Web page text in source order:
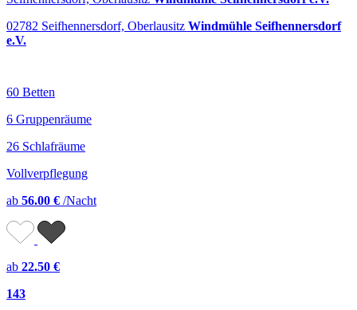
02782 Seifhennersdorf, Oberlausitz Windmühle Seifhennersdorf
e.V.
60 Betten
6 Gruppenräume
26 Schlafräume
Vollverpflegung
ab 56.00 € /Nacht
ab 22.50 €
143